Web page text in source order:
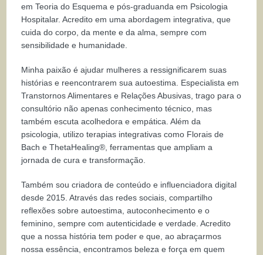
em Teoria do Esquema e pós-graduanda em Psicologia
Hospitalar. Acredito em uma abordagem integrativa, que
cuida do corpo, da mente e da alma, sempre com
sensibilidade e humanidade.
Minha paixão é ajudar mulheres a ressignificarem suas
histórias e reencontrarem sua autoestima. Especialista em
Transtornos Alimentares e Relações Abusivas, trago para o
consultório não apenas conhecimento técnico, mas
também escuta acolhedora e empática. Além da
psicologia, utilizo terapias integrativas como Florais de
Bach e ThetaHealing®, ferramentas que ampliam a
jornada de cura e transformação.
Também sou criadora de conteúdo e influenciadora digital
desde 2015. Através das redes sociais, compartilho
reflexões sobre autoestima, autoconhecimento e o
feminino, sempre com autenticidade e verdade. Acredito
que a nossa história tem poder e que, ao abraçarmos
nossa essência, encontramos beleza e força em quem